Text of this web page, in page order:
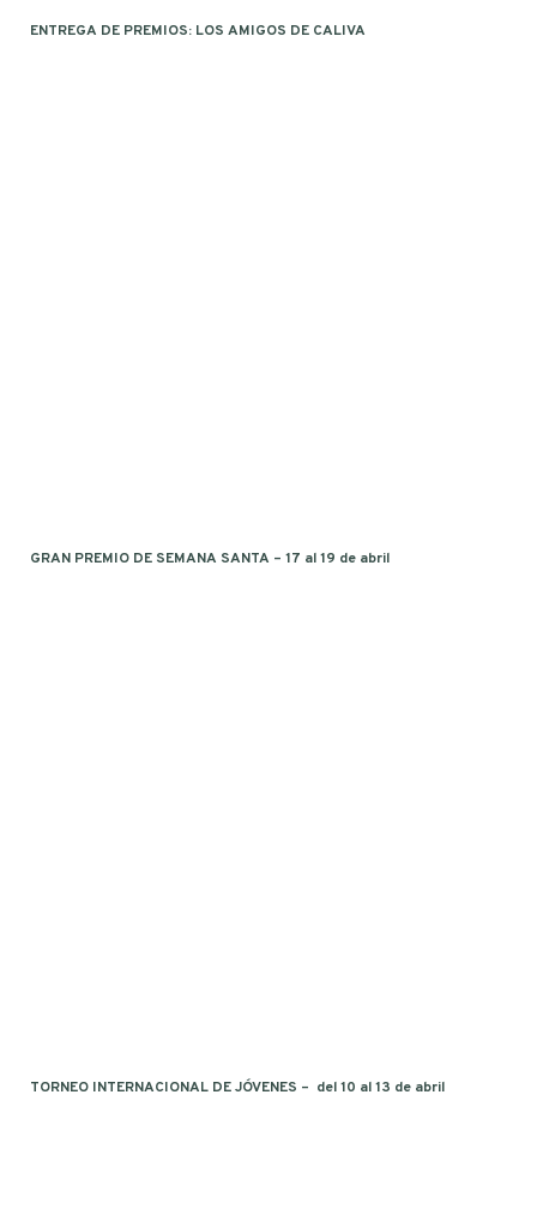
ENTREGA DE PREMIOS: LOS AMIGOS DE CALIVA
GRAN PREMIO DE SEMANA SANTA – 17 al 19 de abril
TORNEO INTERNACIONAL DE JÓVENES – del 10 al 13 de abril